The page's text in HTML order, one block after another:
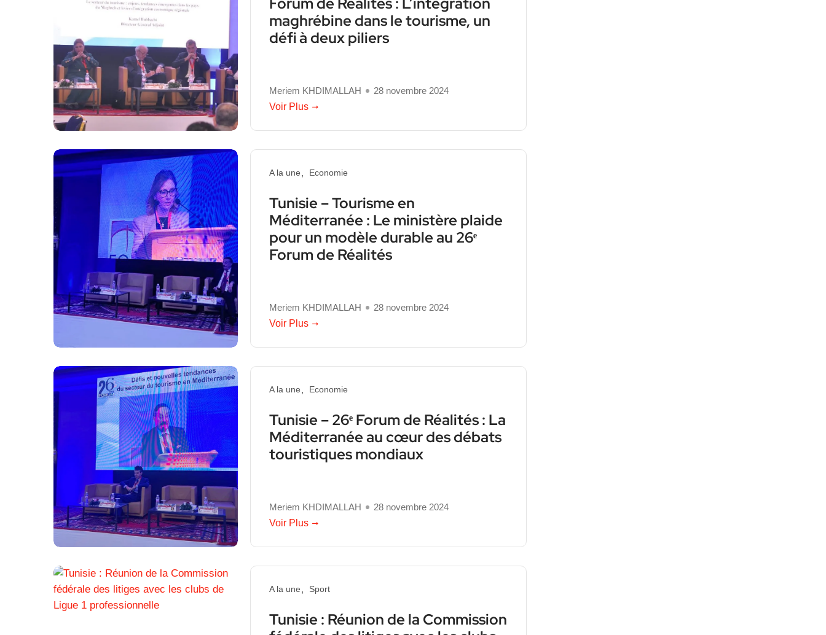
maghrébine dans le tourisme, un
défi à deux piliers
Meriem KHDIMALLAH
28 novembre 2024
Voir Plus
A la une Economie
Tunisie – Tourisme en
Méditerranée : Le ministère plaide
pour un modèle durable au 26ᵉ
Forum de Réalités
Meriem KHDIMALLAH
28 novembre 2024
Voir Plus
A la une Economie
Tunisie – 26ᵉ Forum de Réalités : La
Méditerranée au cœur des débats
touristiques mondiaux
Meriem KHDIMALLAH
28 novembre 2024
Voir Plus
A la une Sport
Tunisie : Réunion de la Commission